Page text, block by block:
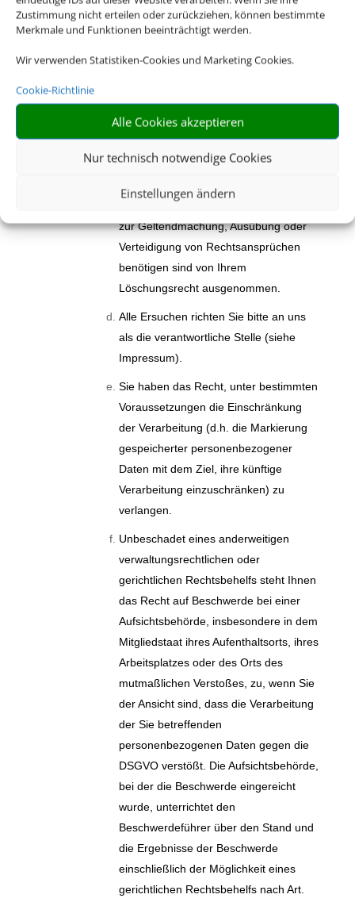
Zustimmung nicht erteilen oder zurückziehen, können bestimmte
Merkmale und Funktionen beeinträchtigt werden.
Wir verwenden Statistiken-Cookies und Marketing Cookies.
Cookie-Richtlinie
Alle Cookies akzeptieren
Nur technisch notwendige Cookies
Einstellungen ändern
gespeicherten personenbezogenen
Daten zu verlangen, wenn die
gesetzlichen Voraussetzungen
Löschungsrecht Einschränkungen
unterliegen kann. Zum Beispiel müssen
bzw. dürfen wir keine Daten löschen,
die wir aufgrund gesetzlicher
vorhalten müssen. Auch Daten, die wir
zur Geltendmachung, Ausübung oder
Verteidigung von Rechtsansprüchen
benötigen sind von Ihrem
Löschungsrecht ausgenommen.
Alle Ersuchen richten Sie bitte an uns
als die verantwortliche Stelle (siehe
Impressum).
Sie haben das Recht, unter bestimmten
Voraussetzungen die Einschränkung
der Verarbeitung (d.h. die Markierung
gespeicherter personenbezogener
Daten mit dem Ziel, ihre künftige
Verarbeitung einzuschränken) zu
verlangen.
Unbeschadet eines anderweitigen
verwaltungsrechtlichen oder
gerichtlichen Rechtsbehelfs steht Ihnen
das Recht auf Beschwerde bei einer
Aufsichtsbehörde, insbesondere in dem
Mitgliedstaat ihres Aufenthaltsorts, ihres
Arbeitsplatzes oder des Orts des
mutmaßlichen Verstoßes, zu, wenn Sie
der Ansicht sind, dass die Verarbeitung
der Sie betreffenden
personenbezogenen Daten gegen die
DSGVO verstößt. Die Aufsichtsbehörde,
bei der die Beschwerde eingereicht
wurde, unterrichtet den
Beschwerdeführer über den Stand und
die Ergebnisse der Beschwerde
einschließlich der Möglichkeit eines
gerichtlichen Rechtsbehelfs nach Art.